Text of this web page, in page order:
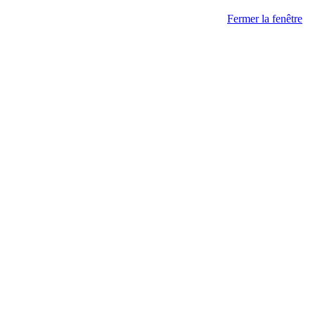
Fermer la fenêtre